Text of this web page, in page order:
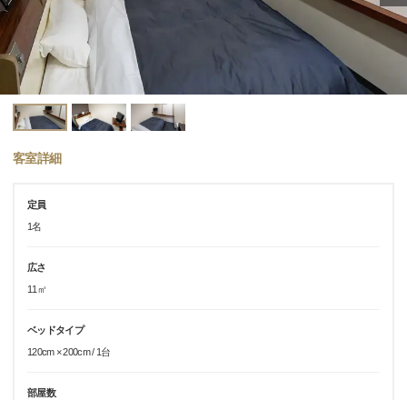
客室詳細
定員
1名
広さ
11㎡
ベッドタイプ
120cm × 200cm / 1台
部屋数